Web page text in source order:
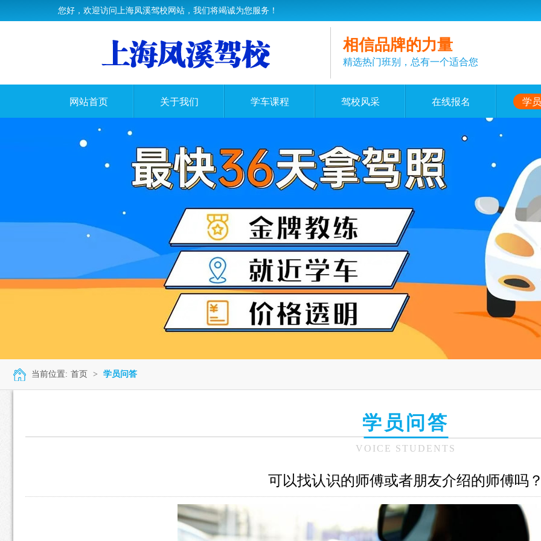
您好，欢迎访问上海凤溪驾校网站，我们将竭诚为您服务！
相信品牌的力量
精选热门班别，总有一个适合您
网站首页 关于我们 学车课程 驾校风采 在线报名 学
当前位置: 首页 > 学员问答
学员问答
VOICE STUDENTS
可以找认识的师傅或者朋友介绍的师傅吗